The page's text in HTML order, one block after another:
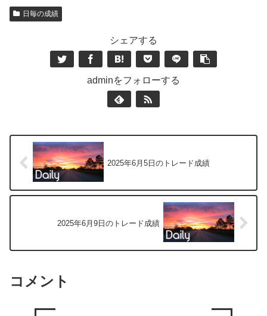
日毎の成績
シェアする
adminをフォローする
2025年6月5日のトレード成績
2025年6月9日のトレード成績
コメント